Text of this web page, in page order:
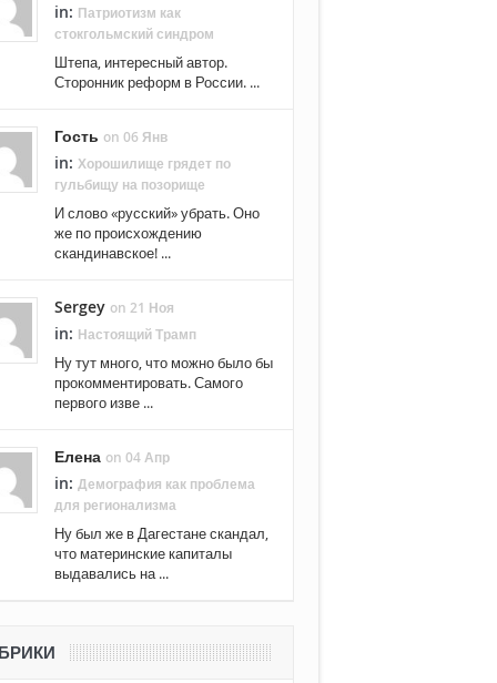
in: Патриотизм как
стокгольмский синдром
Штепа, интересный автор.
Сторонник реформ в России. ...
Гость on 06 Янв
in: Хорошилище грядет по
гульбищу на позорище
И слово «русский» убрать. Оно
же по происхождению
скандинавское! ...
Sergey on 21 Ноя
in: Настоящий Трамп
Ну тут много, что можно было бы
прокомментировать. Самого
первого изве ...
Елена on 04 Апр
in: Демография как проблема
для регионализма
Ну был же в Дагестане скандал,
что материнские капиталы
выдавались на ...